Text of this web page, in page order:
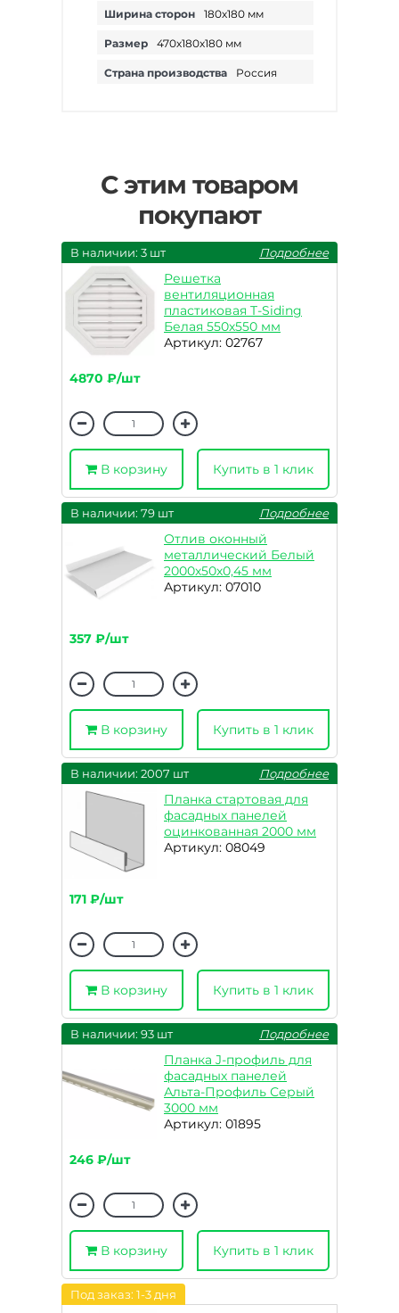
Ширина сторон 180х180 мм
Размер 470х180х180 мм
Страна производства Россия
С этим товаром
покупают
В наличии: 3 шт Подробнее
Решетка
вентиляционная
пластиковая T-Siding
Белая 550х550 мм
Артикул: 02767
4870 ₽/шт
В корзину Купить в 1 клик
В наличии: 79 шт Подробнее
Отлив оконный
металлический Белый
2000х50х0,45 мм
Артикул: 07010
357 ₽/шт
В корзину Купить в 1 клик
В наличии: 2007 шт Подробнее
Планка стартовая для
фасадных панелей
оцинкованная 2000 мм
Артикул: 08049
171 ₽/шт
В корзину Купить в 1 клик
В наличии: 93 шт Подробнее
Планка J-профиль для
фасадных панелей
Альта-Профиль Серый
3000 мм
Артикул: 01895
246 ₽/шт
В корзину Купить в 1 клик
Под заказ: 1-3 дня